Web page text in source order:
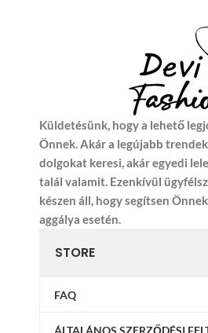
Küldetésünk, hogy a lehető
Önnek. Akár a legújabb
dolgokat keresi, akár egyedi
talál valamit. Ezenkívül
készen áll, hogy segítsen
aggálya esetén.
STORE
FAQ
ÁLTALÁNOS SZERZŐDÉSI